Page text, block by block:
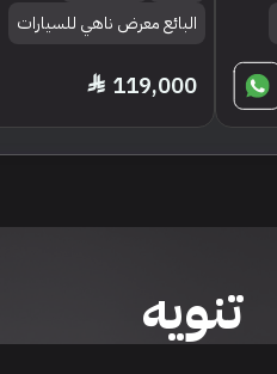
البائع معرض ناهي للسيارات
119,000
تنويه